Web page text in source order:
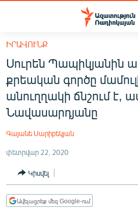
Մատչելիության
հիմնական
բովանդակությանը
Անցնել
հիմնական
մենյուին
Որոնում
ՀԱՅԱՍՏԱՆ
ՔԱՂԱՔԱԿԱՆ
ԸՆՏՐՈՒԹՅՈՒՆՆԵՐ 2026
ՊԱՏԵՐԱԶՄԻ 6 ՇԱԲԱԹՆԵՐԸ
ԻՐԱՎՈՒՆՔ
Սուրեն Պապիկյանին
քրեական գործը
անուղղակի ճնշում է,
Նավասարդյանը
Գայանե Սարիբեկյան
փետրվար 22, 2020
Կիսվել
Ավելացրեք մեզ Google-ում